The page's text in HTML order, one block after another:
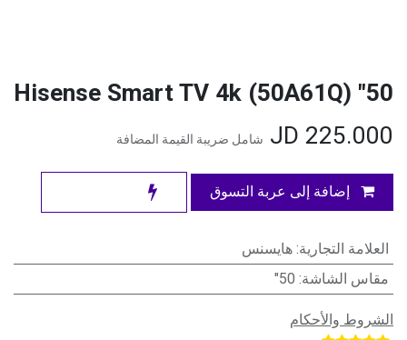
50" Hisense Smart TV 4k (50A61Q)
225.000
شامل ضريبة القيمة المضافة
إضافة إلى عربة التسوق
العلامة التجارية: هايسنس
مقاس الشاشة:
50"
الشروط والأحكام